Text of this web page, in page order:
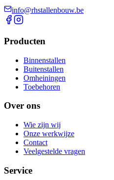
info@rhstallenbouw.be
Producten
Binnenstallen
Buitenstallen
Omheiningen
Toebehoren
Over ons
Wie zijn wij
Onze werkwijze
Contact
Veelgestelde vragen
Service